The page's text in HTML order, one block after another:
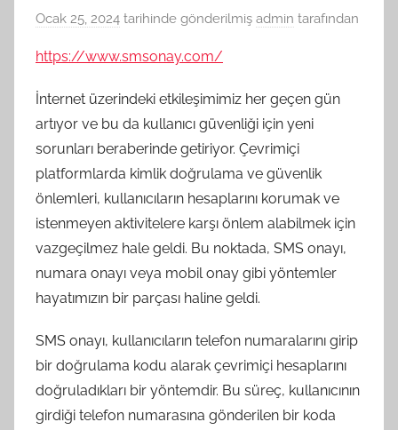
Ocak 25, 2024 tarihinde gönderilmiş admin tarafından
https://www.smsonay.com/
İnternet üzerindeki etkileşimimiz her geçen gün
artıyor ve bu da kullanıcı güvenliği için yeni
sorunları beraberinde getiriyor. Çevrimiçi
platformlarda kimlik doğrulama ve güvenlik
önlemleri, kullanıcıların hesaplarını korumak ve
istenmeyen aktivitelere karşı önlem alabilmek için
vazgeçilmez hale geldi. Bu noktada, SMS onayı,
numara onayı veya mobil onay gibi yöntemler
hayatımızın bir parçası haline geldi.
SMS onayı, kullanıcıların telefon numaralarını girip
bir doğrulama kodu alarak çevrimiçi hesaplarını
doğruladıkları bir yöntemdir. Bu süreç, kullanıcının
girdiği telefon numarasına gönderilen bir koda